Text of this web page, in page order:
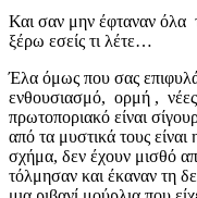
Και σαν μην έφταναν όλα
ξέρω εσείς τι λέτε…
Έλα όμως που σας
ενθουσιασμό, ορμή , νέες
πρωτοποριακό είναι
από τα μυστικά τους
σχήμα, δεν έχουν μισθό
τόλμησαν και έκαναν τη